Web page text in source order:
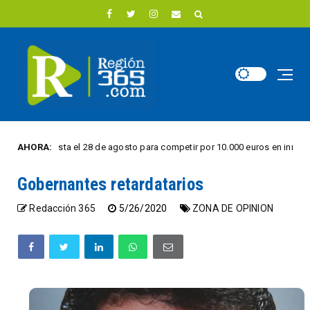
AHORA:
hasta el 28 de agosto para competir por 10.000 euros en innovación
Gobernantes retardatarios
Redacción 365 5/26/2020 ZONA DE OPINION